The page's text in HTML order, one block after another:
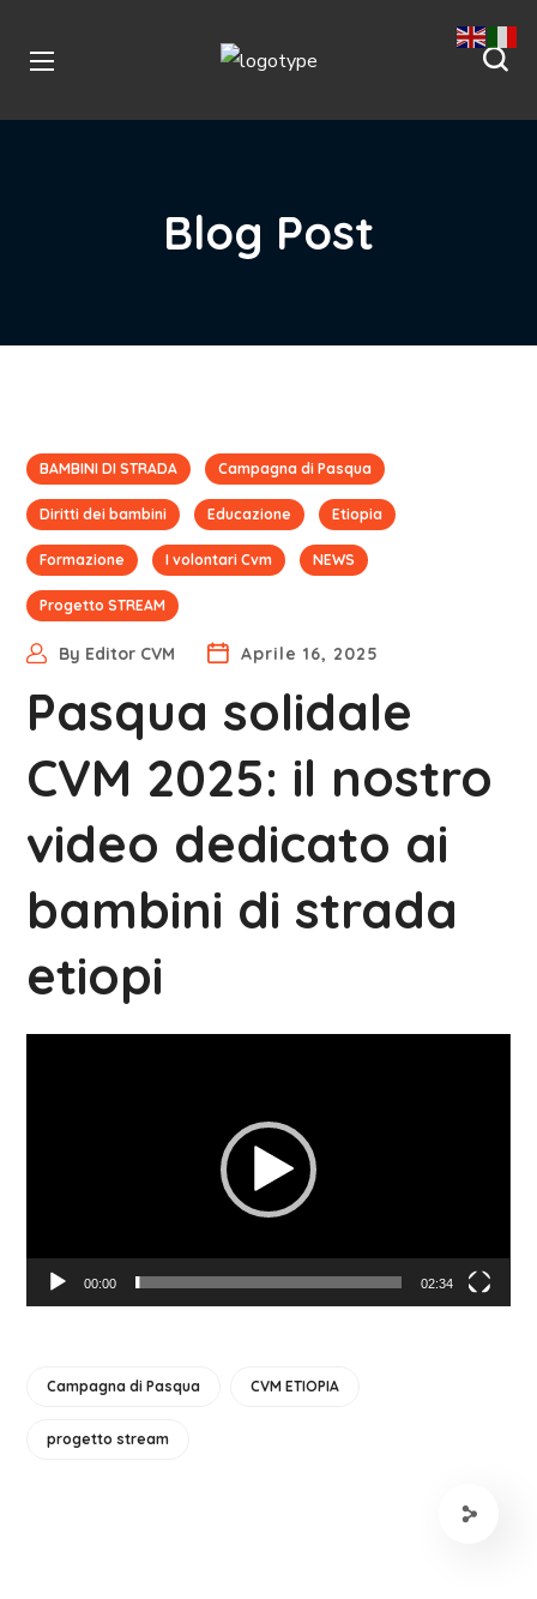
Blog Post
BAMBINI DI STRADA Campagna di Pasqua
Diritti dei bambini Educazione Etiopia
Formazione I volontari Cvm NEWS
Progetto STREAM
By Editor CVM Aprile 16, 2025
Pasqua solidale
CVM 2025: il nostro
video dedicato ai
bambini di strada
etiopi
00:00 02:34
Campagna di Pasqua CVM ETIOPIA
progetto stream